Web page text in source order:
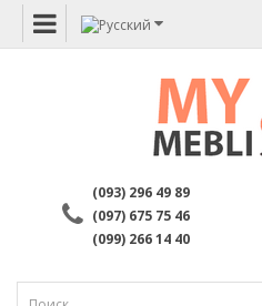
(093) 296 49 89
(097) 675 75 46
(099) 266 14 40